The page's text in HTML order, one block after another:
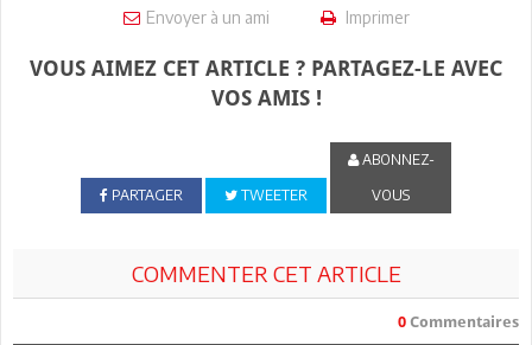
Envoyer à un ami Imprimer
VOUS AIMEZ CET ARTICLE ? PARTAGEZ-LE AVEC
VOS AMIS !
PARTAGER TWEETER
ABONNEZ-
VOUS
COMMENTER CET ARTICLE
0 Commentaires